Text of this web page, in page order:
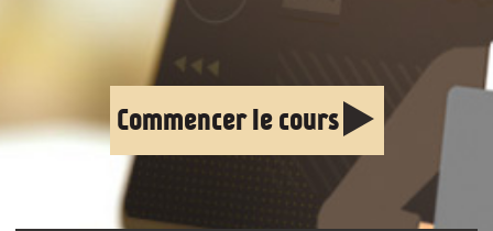
Commencer le cours